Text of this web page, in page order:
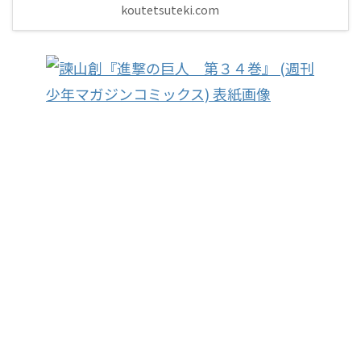
koutetsuteki.com